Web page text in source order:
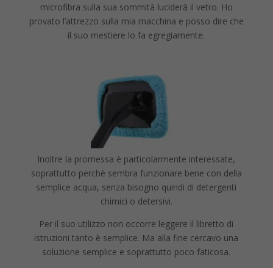
microfibra sulla sua sommità luciderà il vetro. Ho
provato l’attrezzo sulla mia macchina e posso dire che
il suo mestiere lo fa egregiamente.
Inoltre la promessa è particolarmente interessate,
soprattutto perchè sembra funzionare bene con della
semplice acqua, senza bisogno quindi di detergenti
chimici o detersivi.
Per il suo utilizzo non occorre leggere il libretto di
istruzioni tanto è semplice. Ma alla fine cercavo una
soluzione semplice e soprattutto poco faticosa.